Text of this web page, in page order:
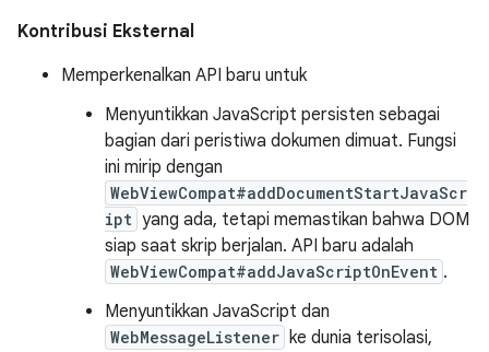
Kontribusi Eksternal
Memperkenalkan API baru untuk
Menyuntikkan JavaScript persisten sebagai
bagian dari peristiwa dokumen dimuat. Fungsi
ini mirip dengan
WebViewCompat#addDocumentStartJavaScr
ipt yang ada, tetapi memastikan bahwa DOM
siap saat skrip berjalan. API baru adalah
WebViewCompat#addJavaScriptOnEvent .
Menyuntikkan JavaScript dan
WebMessageListener ke dunia terisolasi,